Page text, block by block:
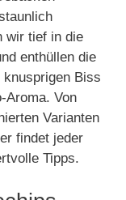
wir tief in die
enthüllen die
Biss
Aroma. Von
Varianten
findet jeder
Tipps.